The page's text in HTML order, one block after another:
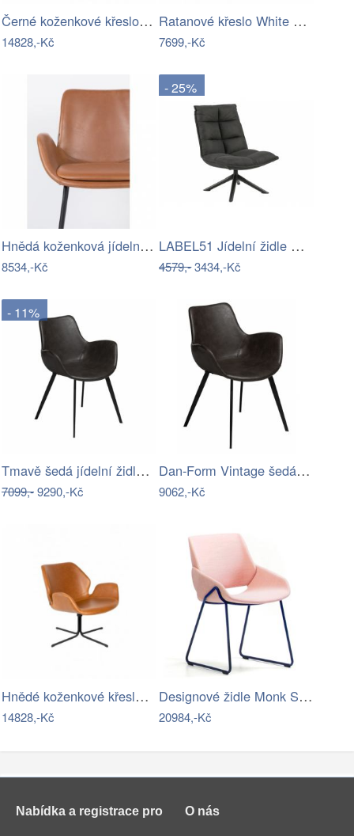
Černé koženkové křeslo ZUIVER NIKKI ALL
14828,-Kč
Ratanové křeslo White Label Tiger
7699,-Kč
Hnědá koženková jídelní židle ZUIVER…
8534,-Kč
- 25%
LABEL51 Jídelní židle KIMO samet černá
4579,-3434,-Kč
- 11%
Tmavě šedá jídelní židle z imitace kůže…
7099,-9290,-Kč
​​​​​Dan-Form Vintage šedá jídelní…
9062,-Kč
Hnědé koženkové křeslo ZUIVER NIKKI ALL
14828,-Kč
Designové židle Monk Sled Base Armchair
20984,-Kč
Nabídka a registrace pro O nás